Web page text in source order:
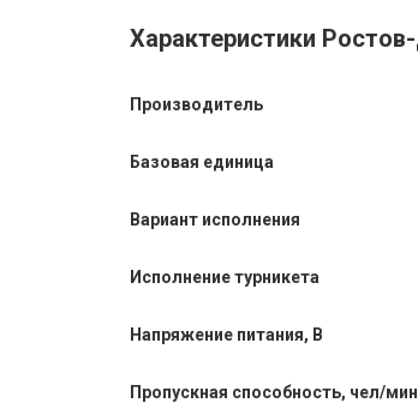
Характеристики
Производитель
Базовая единица
Вариант исполнения
Исполнение турникета
Напряжение питания, В
Пропускная способность, чел/мин